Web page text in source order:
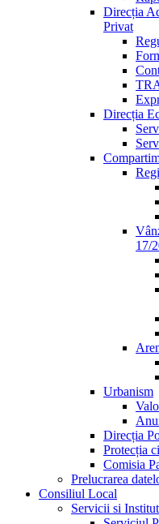
Direcția
Privat
Direcția
17/
Urbanism
Direcția
Protecția
Comisia
Prelucrarea
Consiliul Local
Servicii si